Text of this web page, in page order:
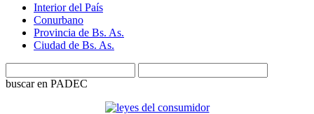
Interior del País
Conurbano
Provincia de Bs. As.
Ciudad de Bs. As.
buscar en PADEC